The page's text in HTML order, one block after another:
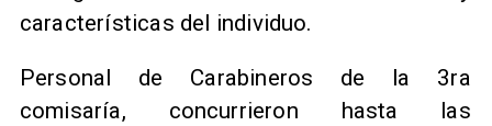
características del individuo.
Personal de Carabineros de la 3ra
comisaría, concurrieron hasta las